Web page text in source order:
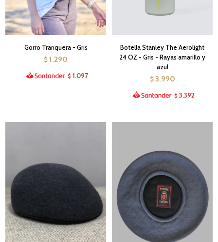
Gorro Tranquera - Gris
$ 1.290
$ 1.097
Botella Stanley The Aerolight
24 OZ - Gris - Rayas amarillo y
azul
$ 3.990
$ 3.392